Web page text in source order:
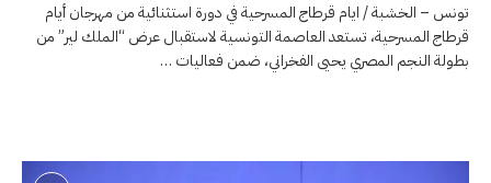
تونس – الخشبة / ايام قرطاج المسرحية في دورة استثنائية من مهرجان أيام
قرطاج المسرحية، تستعد العاصمة التونسية لاستقبال عرض “الملك لير” من
بطولة النجم المصري يحيى الفخراني، ضمن فعاليات …